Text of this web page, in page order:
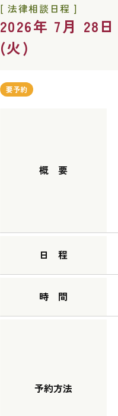
[ 法律相談日程 ]
2026年 7月 28日
(火)
要予約
概 要
日 程
時 間
予約方法